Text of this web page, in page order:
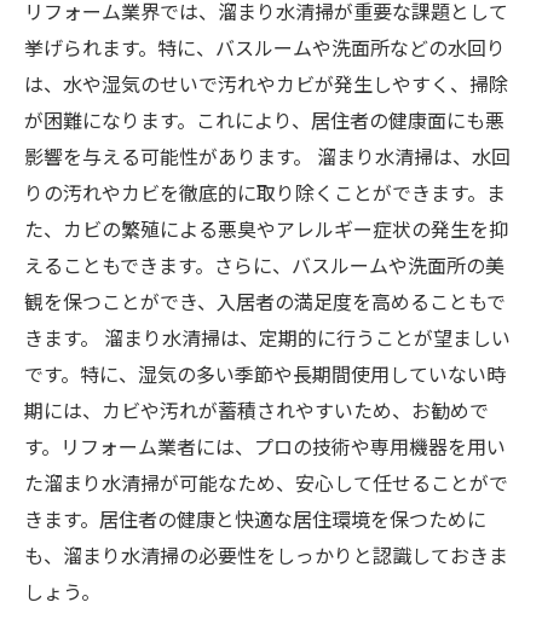
リフォーム業界では、溜まり水清掃が重要な課題として
挙げられます。特に、バスルームや洗面所などの水回り
は、水や湿気のせいで汚れやカビが発生しやすく、掃除
が困難になります。これにより、居住者の健康面にも悪
影響を与える可能性があります。 溜まり水清掃は、水回
りの汚れやカビを徹底的に取り除くことができます。ま
た、カビの繁殖による悪臭やアレルギー症状の発生を抑
えることもできます。さらに、バスルームや洗面所の美
観を保つことができ、入居者の満足度を高めることもで
きます。 溜まり水清掃は、定期的に行うことが望ましい
です。特に、湿気の多い季節や長期間使用していない時
期には、カビや汚れが蓄積されやすいため、お勧めで
す。リフォーム業者には、プロの技術や専用機器を用い
た溜まり水清掃が可能なため、安心して任せることがで
きます。居住者の健康と快適な居住環境を保つために
も、溜まり水清掃の必要性をしっかりと認識しておきま
しょう。